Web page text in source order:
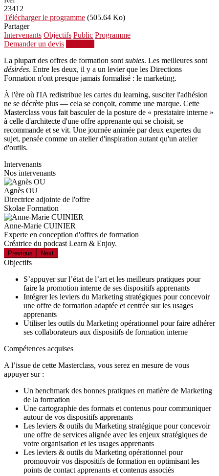
23412
Télécharger le programme (505.64 Ko)
Partager
Intervenants Objectifs Public Programme
Demander un devis
La plupart des offres de formation sont subies. Les meilleures sont
désirées. Entre les deux, il y a un levier que les Directions
Formation n'ont presque jamais formalisé : le marketing.
À l'ère où l'IA redistribue les cartes du learning, susciter l'adhésion
ne se décrète plus — cela se conçoit, comme une marque. Cette
Masterclass vous fait basculer de la posture de « prestataire interne »
à celle d'architecte d'une offre apprenante qui se choisit, se
recommande et se vit. Une journée animée par deux expertes du
sujet, pensée comme un atelier d'inspiration autant qu'un atelier
d'outils.
Intervenants
Nos intervenants
Agnès OU
Directrice adjointe de l'offre
Skolae Formation
Anne-Marie CUINIER
Experte en conception d'offres de formation
Créatrice du podcast Learn & Enjoy.
Previous Next
Objectifs
S’appuyer sur l’état de l’art et les meilleurs pratiques pour
faire la promotion interne de ses dispositifs apprenants
Intégrer les leviers du Marketing stratégiques pour concevoir
une offre de formation adaptée et centrée sur les usages
apprenants
Utiliser les outils du Marketing opérationnel pour faire adhérer
ses collaborateurs aux dispositifs de formation interne
Compétences acquises
A l’issue de cette Masterclass, vous serez en mesure de vous
appuyer sur :
Un benchmark des bonnes pratiques en matière de Marketing
de la formation
Une cartographie des formats et contenus pour communiquer
autour de vos dispositifs apprenants
Les leviers & outils du Marketing stratégique pour concevoir
une offre de services alignée avec les enjeux stratégiques de
votre organisation et les usages apprenants
Les leviers & outils du Marketing opérationnel pour
promouvoir vos dispositifs de formation en optimisant les
points de contact apprenants et contenus associés